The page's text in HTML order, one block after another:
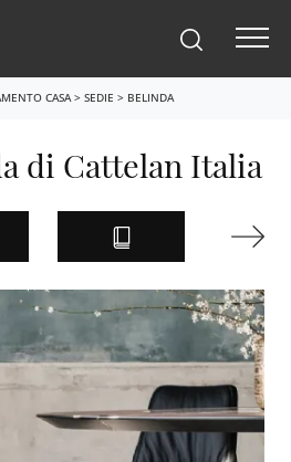
CASA> SEDIE > BELINDA
di Cattelan Italia